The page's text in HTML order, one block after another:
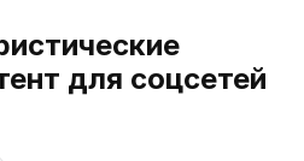
для соцсетей